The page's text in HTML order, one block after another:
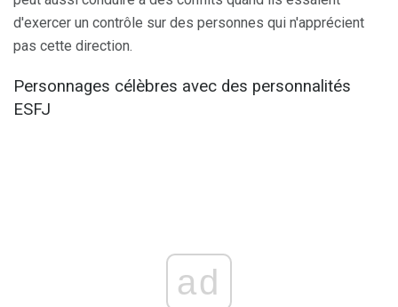
d'exercer un contrôle sur des personnes qui n'apprécient
pas cette direction.
Personnages célèbres avec des personnalités
ESFJ
ad